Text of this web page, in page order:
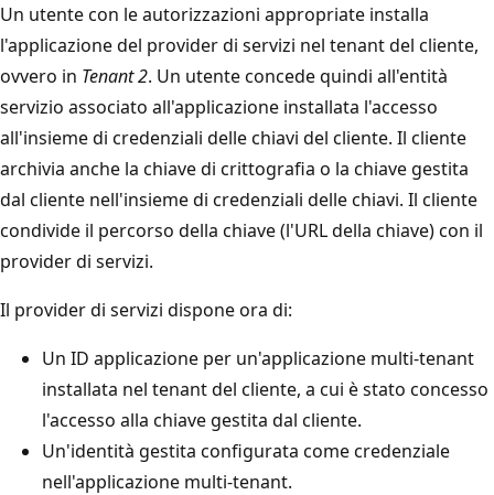
Un utente con le autorizzazioni appropriate installa
l'applicazione del provider di servizi nel tenant del cliente,
ovvero in Tenant 2. Un utente concede quindi all'entità
servizio associato all'applicazione installata l'accesso
all'insieme di credenziali delle chiavi del cliente. Il cliente
archivia anche la chiave di crittografia o la chiave gestita
dal cliente nell'insieme di credenziali delle chiavi. Il cliente
condivide il percorso della chiave (l'URL della chiave) con il
provider di servizi.
Il provider di servizi dispone ora di:
Un ID applicazione per un'applicazione multi-tenant
installata nel tenant del cliente, a cui è stato concesso
l'accesso alla chiave gestita dal cliente.
Un'identità gestita configurata come credenziale
nell'applicazione multi-tenant.